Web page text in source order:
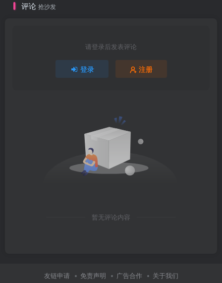
评论 抢沙发
请登录后发表评论
登录 注册
暂无评论内容
友链申请 免责声明 广告合作 关于我们